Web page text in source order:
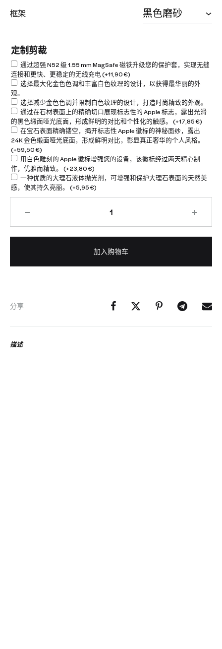
框架
定制剪裁
通过超强 N52 级 1.55 mm MagSafe 磁铁升级您的保护套，实现无缝
连接和更快、更稳定的无线充电(+11,90€)
选择最大化金色色调和丰富白色纹理的设计，以获得最华丽的外
观。
选择减少金色色调并限制白色纹理的设计，打造时尚精致的外观。
通过在石材表面上的精确切口展现标志性的 Apple 标志，露出光滑
的黑色缎面哑光底面，形成鲜明的对比和个性化的触感。 (+17,85€)
在宝石表面精确镂空，揭开标志性 Apple 徽标的神秘面纱，露出
24K 金色缎面哑光底面，形成鲜明对比，彰显真正奢华的个人风格。
(+59,50€)
用白色雕刻的 Apple 徽标增强您的设备，该徽标经过两天精心制
作，优雅而精致。 (+23,80€)
一种优质的大理石液体抛光剂，可增强和保护大理石表面的天然美
感，使其持久亮丽。 (+5,95€)
加入购物车
分享
描述